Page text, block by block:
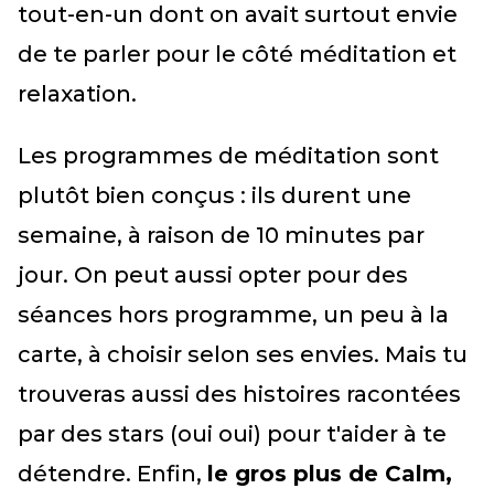
tout-en-un dont on avait surtout envie
de te parler pour le côté méditation et
relaxation.
Les programmes de méditation sont
plutôt bien conçus : ils durent une
semaine, à raison de 10 minutes par
jour. On peut aussi opter pour des
séances hors programme, un peu à la
carte, à choisir selon ses envies. Mais tu
trouveras aussi des histoires racontées
par des stars (oui oui) pour t'aider à te
détendre. Enfin, le gros plus de Calm,